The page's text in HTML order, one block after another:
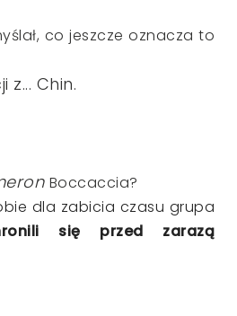
co jeszcze oznacza to
Chin.
Boccaccia?
dla zabicia czasu grupa
się przed
zarazą